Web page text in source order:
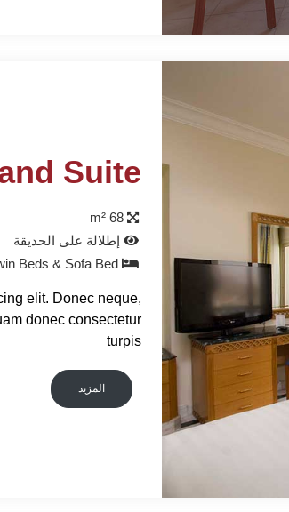
Suite
إطلالة على الحديقة
elit. Donec neque,
donec consectetur
turpis
المزيد